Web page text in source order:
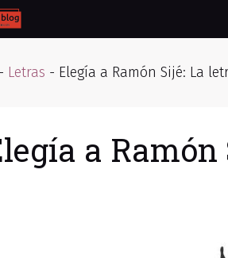
- Letras - Elegía a Ramón Sijé: La
a